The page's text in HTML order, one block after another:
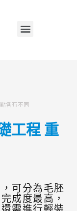
各有不同
工程 重
可分為毛胚
成度最高，